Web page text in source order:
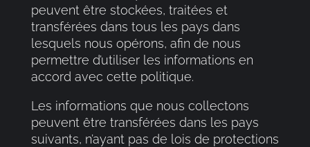
peuvent être stockées, traitées et
transférées dans tous les pays dans
lesquels nous opérons, afin de nous
permettre d’utiliser les informations en
accord avec cette politique.
Les informations que nous collectons
peuvent être transférées dans les pays
suivants, n’ayant pas de lois de protections